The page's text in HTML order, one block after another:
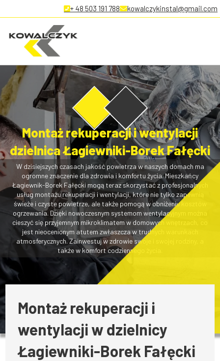
+ 48 503 191 788 kowalczykinstal@gmail.com
Montaż rekuperacji i wentylacji
dzielnica Łagiewniki-Borek Fałęcki
W dzisiejszych czasach jakość powietrza w naszych domach ma
ogromne znaczenie dla zdrowia i komfortu życia. Mieszkańcy
Łagiewnik-Borek Fałęcki mogą teraz skorzystać z profesjonalnych
usług montażu rekuperacji i wentylacji, które nie tylko zapewnią
świeże i czyste powietrze, ale także pomogą w obniżeniu kosztów
ogrzewania. Dzięki nowoczesnym systemom wentylacyjnym można
cieszyć się przyjemnym mikroklimatem w domowych wnętrzach, co
jest nieocenionym atutem zwłaszcza w trudnych warunkach
atmosferycznych. Zainwestuj w zdrowie swoje i swojej rodziny, a
także w komfort codziennego życia.
Montaż rekuperacji i
wentylacji w dzielnicy
Łagiewniki-Borek Fałęcki